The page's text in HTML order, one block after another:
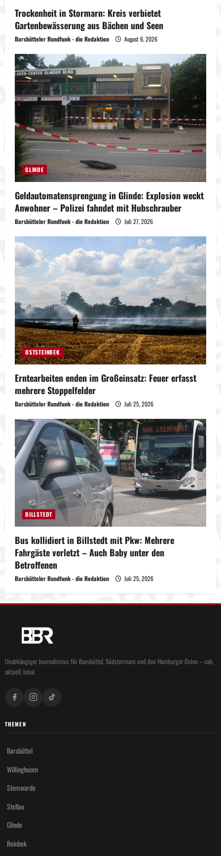
Trockenheit in Stormarn: Kreis verbietet
Gartenbewässerung aus Bächen und Seen
Barsbütteler Rundfunk - die Redaktion August 6, 2026
GLINDE
Geldautomatensprengung in Glinde: Explosion weckt
Anwohner – Polizei fahndet mit Hubschrauber
Barsbütteler Rundfunk - die Redaktion Juli 27, 2026
OSTSTEINBEK
Erntearbeiten enden im Großeinsatz: Feuer erfasst
mehrere Stoppelfelder
Barsbütteler Rundfunk - die Redaktion Juli 25, 2026
BILLSTEDT
Bus kollidiert in Billstedt mit Pkw: Mehrere
Fahrgäste verletzt – Auch Baby unter den
Betroffenen
Barsbütteler Rundfunk - die Redaktion Juli 25, 2026
Unabhängiger Journalismus für Barsbüttel, Südstormarn und den Hamburger Osten – nah,
aktuell, lokal.
THEMEN
Barsbüttel
Willinghusen
Stemwarde
Stellau
Glinde
Reinbek